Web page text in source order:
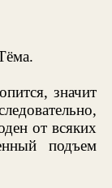
значит
от всяких
подъем